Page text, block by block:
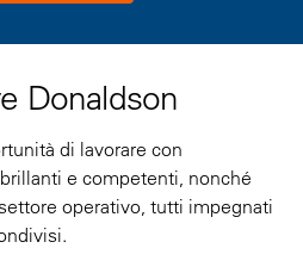
Donaldson
di lavorare con
e competenti, nonché
operativo, tutti impegnati